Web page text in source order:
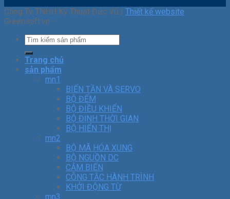
Công Ty TNHH Kỹ Thuật Đức Vũ | Thiết kế website
Greensoft.vn -
Trang chủ
sản phẩm
mn1
BIẾN TẦN VÀ SERVO
BỘ ĐẾM
BỘ ĐIỀU KHIỂN
BỘ ĐỊNH THỜI GIAN
BỘ HIỂN THỊ
mn2
BỘ MÃ HÓA XUNG
BỘ NGUỒN DC
CẢM BIẾN
CÔNG TẮC HÀNH TRÌNH
KHỞI ĐỘNG TỪ
mn3